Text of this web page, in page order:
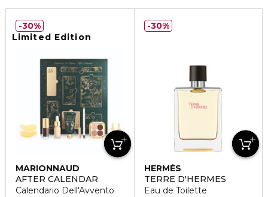
Limited Edition
MARIONNAUD
AFTER CALENDAR
Calendario Dell'Avvento
30%
HERMÈS
TERRE D'HERMÈS
Eau de Toilette
30%